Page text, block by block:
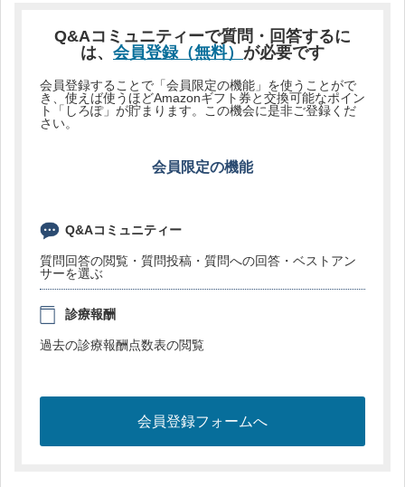
Q&Aコミュニティーで質問・回答するに
は、 会員登録（無料） が必要です
会員登録することで「会員限定の機能」を使うことがで
き、使えば使うほどAmazonギフト券と交換可能なポイン
ト「しろぽ」が貯まります。この機会に是非ご登録くだ
さい。
会員限定の機能
Q&Aコミュニティー
質問回答の閲覧・質問投稿・質問への回答・ベストアン
サーを選ぶ
診療報酬
過去の診療報酬点数表の閲覧
会員登録フォームへ